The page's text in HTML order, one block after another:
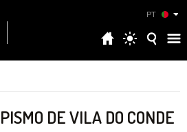
PT
DE VILA DO CONDE